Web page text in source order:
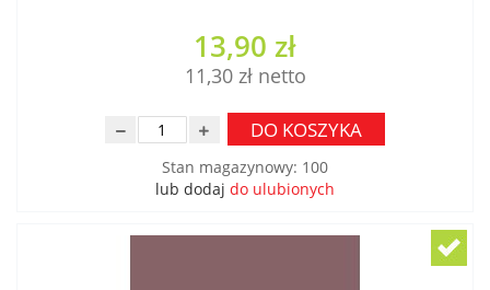
13,90 zł
11,30 zł
DO KOSZYKA
Stan magazynowy: 100
lub dodaj do ulubionych